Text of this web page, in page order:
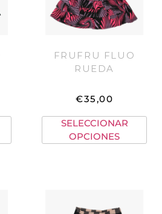
FRUFRU FLUO
RUEDA
€35,00
SELECCIONAR
OPCIONES